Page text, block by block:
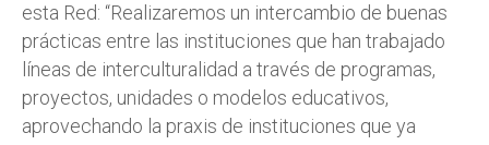
esta Red: “Realizaremos un intercambio de buenas
prácticas entre las instituciones que han trabajado
líneas de interculturalidad a través de programas,
proyectos, unidades o modelos educativos,
aprovechando la praxis de instituciones que ya